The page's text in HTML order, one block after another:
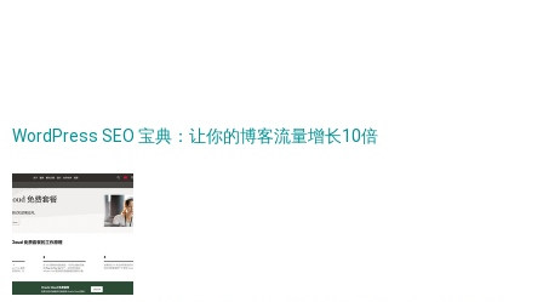
WordPress SEO 宝典：让你的博客流量增长10倍